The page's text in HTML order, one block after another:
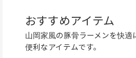
おすすめアイテム
山岡家風の豚骨ラーメンを快適
便利なアイテムです。